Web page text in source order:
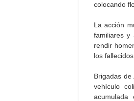
colocando
La acción
familiares y
rendir
los fallecidos.
Brigadas
vehículo